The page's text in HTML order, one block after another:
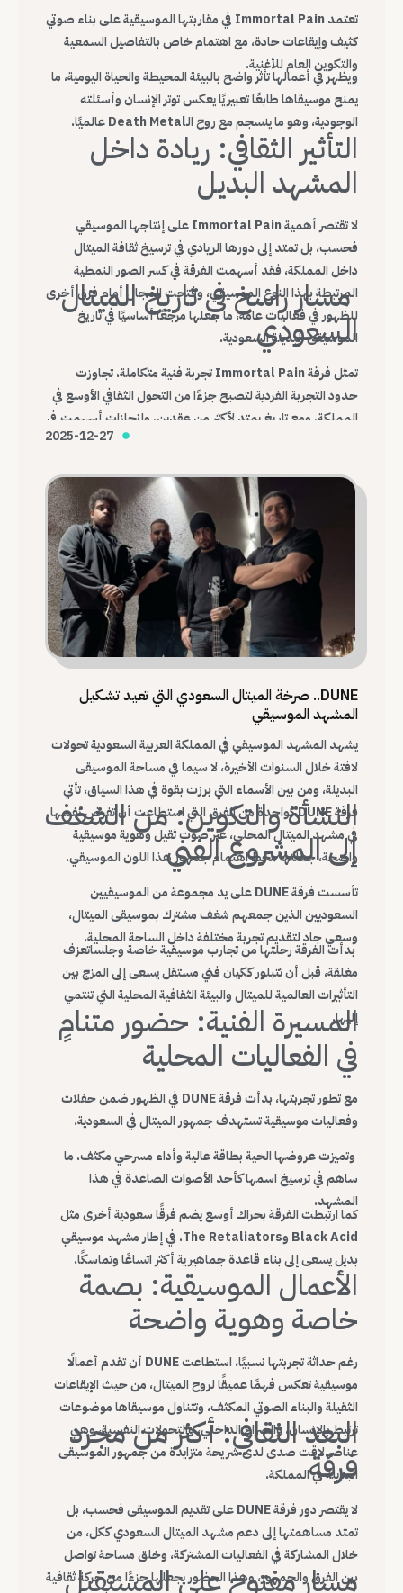
تعتمد Immortal Pain في مقاربتها الموسيقية على بناء صوتي
كثيف وإيقاعات حادة، مع اهتمام خاص بالتفاصيل السمعية
والتكوين العام للأغنية.
ويظهر في أعمالها تأثر واضح بالبيئة المحيطة والحياة اليومية، ما
يمنح موسيقاها طابعًا تعبيريًا يعكس توتر الإنسان وأسئلته
الوجودية، وهو ما ينسجم مع روح الـDeath Metal عالميًا.
التأثير الثقافي: ريادة داخل
المشهد البديل
لا تقتصر أهمية Immortal Pain على إنتاجها الموسيقي
فحسب، بل تمتد إلى دورها الريادي في ترسيخ ثقافة الميتال
داخل المملكة، فقد أسهمت الفرقة في كسر الصور النمطية
المرتبطة بهذا النوع الموسيقي، وفتحت المجال أمام فرق أخرى
للظهور في فعاليات عامة، ما جعلها مرجعًا أساسيًا في تاريخ
الموسيقى البديلة السعودية.
مسار راسخ في تاريخ الميتال
السعودي
تمثل فرقة Immortal Pain تجربة فنية متكاملة، تجاوزت
حدود التجربة الفردية لتصبح جزءًا من التحول الثقافي الأوسع في
المملكة، ومع تاريخ يمتد لأكثر من عقدين، وإنجازات أسهمت في
تغيير شكل المشهد، تظل Immortal Pain واحدة من أهم
2025-12-27
DUNE.. صرخة الميتال السعودي التي تعيد تشكيل
المشهد الموسيقي
يشهد المشهد الموسيقي في المملكة العربية السعودية تحولات
لافتة خلال السنوات الأخيرة، لا سيما في مساحة الموسيقى
البديلة، ومن بين الأسماء التي برزت بقوة في هذا السياق، تأتي
فرقة DUNE كواحدة من الفرق التي استطاعت أن تفرض نفسها
في مشهد الميتال المحلي، عبر صوت ثقيل وهوية موسيقية
واضحة، جعلتها محط اهتمام جمهور هذا اللون الموسيقي.
النشأة والتكوين: من الشغف
إلى المشروع الفني
تأسست فرقة DUNE على يد مجموعة من الموسيقيين
السعوديين الذين جمعهم شغف مشترك بموسيقى الميتال،
وسعي جاد لتقديم تجربة مختلفة داخل الساحة المحلية.
بدأت الفرقة رحلتها من تجارب موسيقية خاصة وجلساتعزف
مغلقة، قبل أن تتبلور ككيان فني مستقل يسعى إلى المزج بين
التأثيرات العالمية للميتال والبيئة الثقافية المحلية التي تنتمي
إليها.
المسيرة الفنية: حضور متنامٍ
في الفعاليات المحلية
مع تطور تجربتها، بدأت فرقة DUNE في الظهور ضمن حفلات
وفعاليات موسيقية تستهدف جمهور الميتال في السعودية.
وتميزت عروضها الحية بطاقة عالية وأداء مسرحي مكثف، ما
ساهم في ترسيخ اسمها كأحد الأصوات الصاعدة في هذا
المشهد.
كما ارتبطت الفرقة بحراك أوسع يضم فرقًا سعودية أخرى مثل
Black Acid وThe Retaliators، في إطار مشهد موسيقي
بديل يسعى إلى بناء قاعدة جماهيرية أكثر اتساعًا وتماسكًا.
الأعمال الموسيقية: بصمة
خاصة وهوية واضحة
رغم حداثة تجربتها نسبيًا، استطاعت DUNE أن تقدم أعمالًا
موسيقية تعكس فهمًا عميقًا لروح الميتال، من حيث الإيقاعات
الثقيلة والبناء الصوتي المكثف، وتتناول موسيقاها موضوعات
ترتبط بالإنسان، والصراع الداخلي، والتحولات النفسية، وهي
عناصر لاقت صدى لدى شريحة متزايدة من جمهور الموسيقى
البديلة في المملكة.
البعد الثقافي: أكثر من مجرد
فرقة
لا يقتصر دور فرقة DUNE على تقديم الموسيقى فحسب، بل
تمتد مساهمتها إلى دعم مشهد الميتال السعودي ككل، من
خلال المشاركة في الفعاليات المشتركة، وخلق مساحة تواصل
بين الفرق والجمهور، وهذا الحضور يجعلها جزءًا من حركة ثقافية
مسار مفتوح على المستقبل